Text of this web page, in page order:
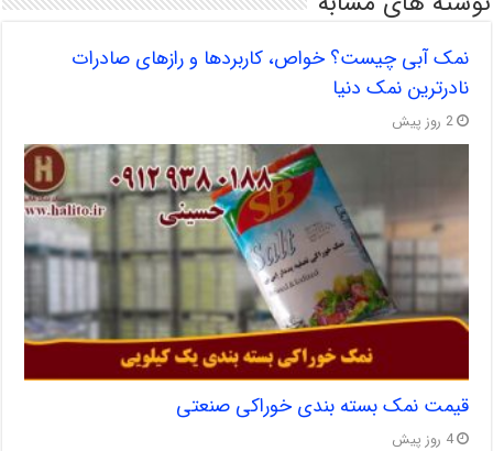
نمک آبی چیست؟ خواص، کاربردها و رازهای صادرات
نادرترین نمک دنیا
2 روز پیش
قیمت نمک بسته بندی خوراکی صنعتی
4 روز پیش